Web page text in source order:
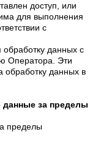
доступ, или
для выполнения
с
данных с
Оператора. Эти
обработку данных в
за пределы
пределы